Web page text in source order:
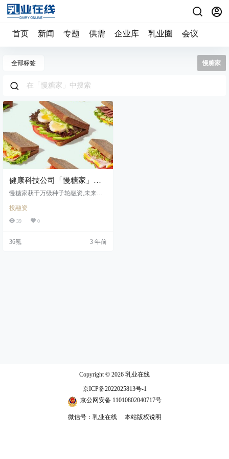
首页 新闻 专题 供需 企业库 乳业圈 会议
全部标签 慢糖家
健康科技公司「慢糖家」获
千万级种子轮融资，专注于
食品和健康服务
慢糖家获千万级种子轮融资,未来低
专注于为血糖健康关注者提供低 GI
食品和健康服务
投融资
39 0
36氪 3 年前
Copyright © 2026 乳业在线
京ICP备2022025813号-1
京公网安备 11010802040717号
微信号：乳业在线 本站版权说明